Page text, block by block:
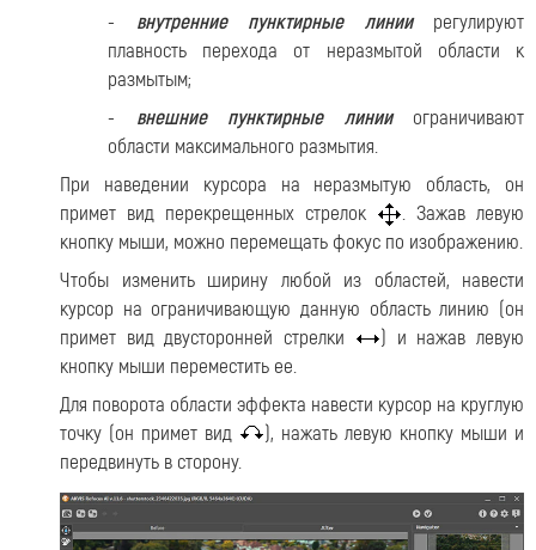
- внутренние пунктирные линиирегулируют
плавность перехода от неразмытой области к
размытым;
- внешние пунктирные линииограничивают
области максимального размытия.
При наведении курсора на неразмытую область, он
примет вид перекрещенных стрелок
. Зажав левую
кнопку мыши, можно перемещать фокус по изображению.
Чтобы изменить ширину любой из областей, навести
курсор на ограничивающую данную область линию (он
примет вид двусторонней стрелки
) и нажав левую
кнопку мыши переместить ее.
Для поворота области эффекта навести курсор на круглую
точку (он примет вид
), нажать левую кнопку мыши и
передвинуть в сторону.